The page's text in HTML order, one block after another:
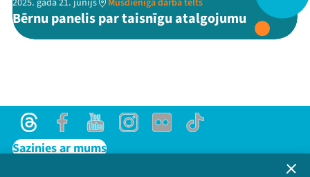
ThreadsFacebookYoutube
X Instagram
Flick TikTok
2025. gada 21. jūnijs Mūsdienīga darba telts
Bērnu panelis par taisnīgu atalgojumu
ThreadsFacebookYoutubeInstagram
Flick TikTok
Sazinies ar mums